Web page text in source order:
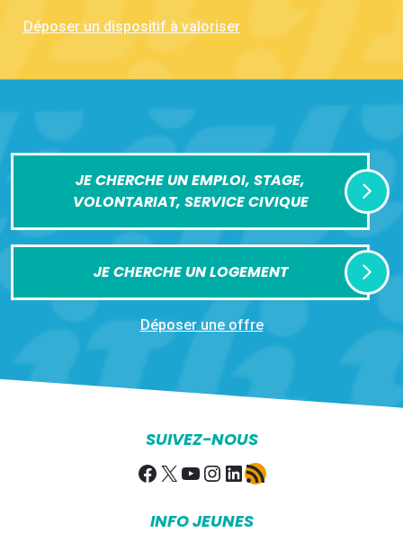
Déposer un dispositif à valoriser
JE CHERCHE UN EMPLOI, STAGE,
VOLONTARIAT, SERVICE CIVIQUE
JE CHERCHE UN LOGEMENT
Déposer une offre
SUIVEZ-NOUS
Facebook
X YouTube
Instagram
LinkedIn
Flux RSS
INFO JEUNES